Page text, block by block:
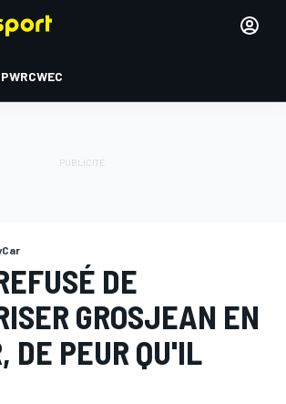
WRCWEC
DE
GROSJEAN EN
DE PEUR QU'IL